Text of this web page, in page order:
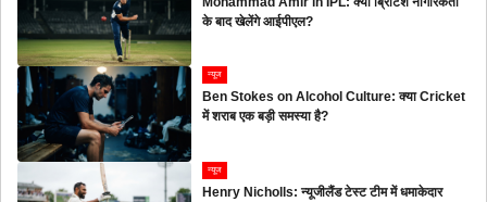
के बाद खेलेंगे आईपीएल?
न्यूज
Ben Stokes on Alcohol Culture: क्या Cricket
में शराब एक बड़ी समस्या है?
न्यूज
Henry Nicholls: न्यूजीलैंड टेस्ट टीम में धमाकेदार